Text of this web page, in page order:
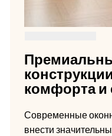
комфорта и
Современные
внести